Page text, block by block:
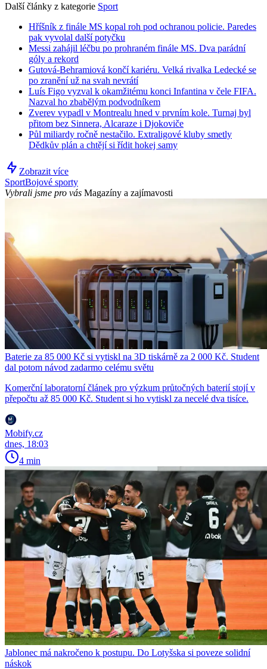
Další články z kategorie Sport
Hříšník z finále MS kopal roh pod ochranou policie. Paredes
pak vyvolal další potyčku
Messi zahájil léčbu po prohraném finále MS. Dva parádní
góly a rekord
Gutová-Behramiová končí kariéru. Velká rivalka Ledecké se
po zranění už na svah nevrátí
Luís Figo vyzval k okamžitému konci Infantina v čele FIFA.
Nazval ho zbabělým podvodníkem
Zverev vypadl v Montrealu hned v prvním kole. Turnaj byl
přitom bez Sinnera, Alcaraze i Djokoviče
Půl miliardy ročně nestačilo. Extraligové kluby smetly
Dědkův plán a chtějí si řídit hokej samy
Zobrazit více
SportBojové sporty
Vybrali jsme pro vás Magazíny a zajímavosti
Baterie za 85 000 Kč si vytiskl na 3D tiskárně za 2 000 Kč. Student
dal potom návod zadarmo celému světu
Komerční laboratorní článek pro výzkum průtočných baterií stojí v
přepočtu až 85 000 Kč. Student si ho vytiskl za necelé dva tisíce.
Mobify.cz
dnes, 18:03
4 min
Jablonec má nakročeno k postupu. Do Lotyšska si poveze solidní
náskok